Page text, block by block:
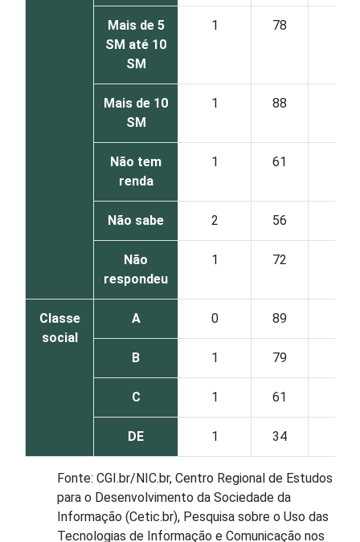
Mais de 5
SM até 10
SM
1 78
Mais de 10
SM
1 88
Não tem
renda
1 61
Não sabe 2 56
Não
respondeu
1 72
Classe
social
A 0 89
B 1 79
C 1 61
DE 1 34
Fonte: CGI.br/NIC.br, Centro Regional de Estudos
para o Desenvolvimento da Sociedade da
Informação (Cetic.br), Pesquisa sobre o Uso das
Tecnologias de Informação e Comunicação nos